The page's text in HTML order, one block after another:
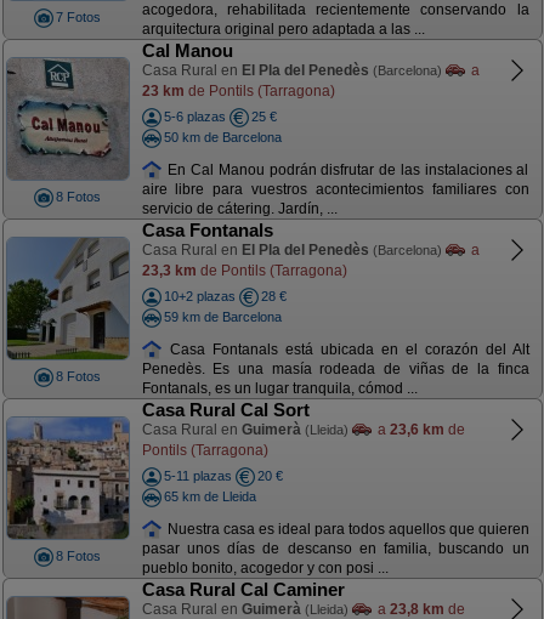
7 Fotos
acogedora, rehabilitada recientemente conservando la
arquitectura original pero adaptada a las ...
8 Fotos
Cal Manou
Casa Rural en El Pla del Penedès (Barcelona)
a
23 km de Pontils (Tarragona)
5-6 plazas
25 €
50 km de Barcelona
En Cal Manou podrán disfrutar de las instalaciones al
aire libre para vuestros acontecimientos familiares con
servicio de cátering. Jardín, ...
8 Fotos
Casa Fontanals
Casa Rural en El Pla del Penedès (Barcelona)
a
23,3 km de Pontils (Tarragona)
10+2 plazas
28 €
59 km de Barcelona
Casa Fontanals está ubicada en el corazón del Alt
Penedès. Es una masía rodeada de viñas de la finca
Fontanals, es un lugar tranquila, cómod ...
8 Fotos
Casa Rural Cal Sort
Casa Rural en Guimerà (Lleida) a 23,6 km de
Pontils (Tarragona)
5-11 plazas
20 €
65 km de Lleida
Nuestra casa es ideal para todos aquellos que quieren
pasar unos días de descanso en familia, buscando un
pueblo bonito, acogedor y con posi ...
Casa Rural Cal Caminer
Casa Rural en Guimerà (Lleida) a 23,8 km de